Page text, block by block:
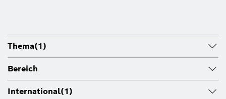
Thema(1)
Bereich
International(1)